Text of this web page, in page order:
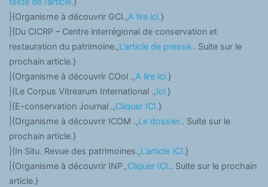
|{Organisme à découvrir GCI.,A lire ici.}
|{Du CICRP – Centre interrégional de conservation et
restauration du patrimoine.,L’article de presse.. Suite sur le
prochain article.}
|{Organisme à découvrir COol .,A lire ici.}
|{Le Corpus Vitrearum International .,Ici.}
|{E-conservation Journal .,Cliquer ICI.}
|{Organisme à découvrir ICOM .,Le dossier.. Suite sur le
prochain article.}
|{In Situ. Revue des patrimoines.,L’article ICI.}
|{Organisme à découvrir INP.,Cliquer ICI.. Suite sur le prochain
article.}